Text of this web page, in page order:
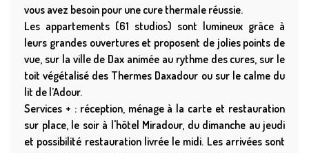
vous avez besoin pour une cure thermale réussie.
Les appartements (61 studios) sont lumineux grâce à
leurs grandes ouvertures et proposent de jolies points de
vue, sur la ville de Dax animée au rythme des cures, sur le
toit végétalisé des Thermes Daxadour ou sur le calme du
lit de l’Adour.
Services + : réception, ménage à la carte et restauration
sur place, le soir à l'hôtel Miradour, du dimanche au jeudi
et possibilité restauration livrée le midi. Les arrivées sont